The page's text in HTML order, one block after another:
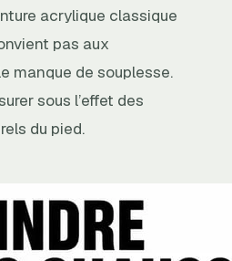
acrylique classique
pas aux
manque de souplesse.
sous l’effet des
du pied.